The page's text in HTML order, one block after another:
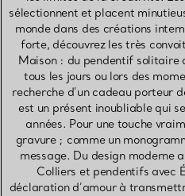
sélectionnent et placent
monde dans des créations
forte, découvrez les très
Maison : du pendentif solitaire
tous les jours ou lors des
recherche d’un cadeau porteur
est un présent inoubliable qui
années. Pour une touche
gravure ; comme un
message. Du design moderne
Colliers et pendentifs avec
déclaration d’amour à